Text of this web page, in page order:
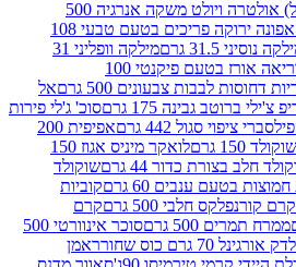
מונסטר (סגול) אולטרה ויולט משקה אנרגיה 500
סנאפי חטיפי אפונה ירוקה פריכים בטעם טבעי 108
נוסיני 31.5 גרם
מילקה וופליני 31
חטיף סטייל קוריאה אורז בטעם פיקנטי 100
אל
ברוטב גבינה 175 גרם
סוכ' ג'לי פירות
פילסברי ציפוי סגול 442 גרם
אפיפית 200
150 גרם
לואקר מיניס אגוז 150
חלב בצורת כדור 44 גרם
שוקולד
בטעם ענבים 60 גרם
קוביות
קרם קורנפלקס חלבי 500 גרם
קרם
ממרח תמרים 500 גרם
סוכר אינוורטי 500
70 גרם כוס שחור
ראמן